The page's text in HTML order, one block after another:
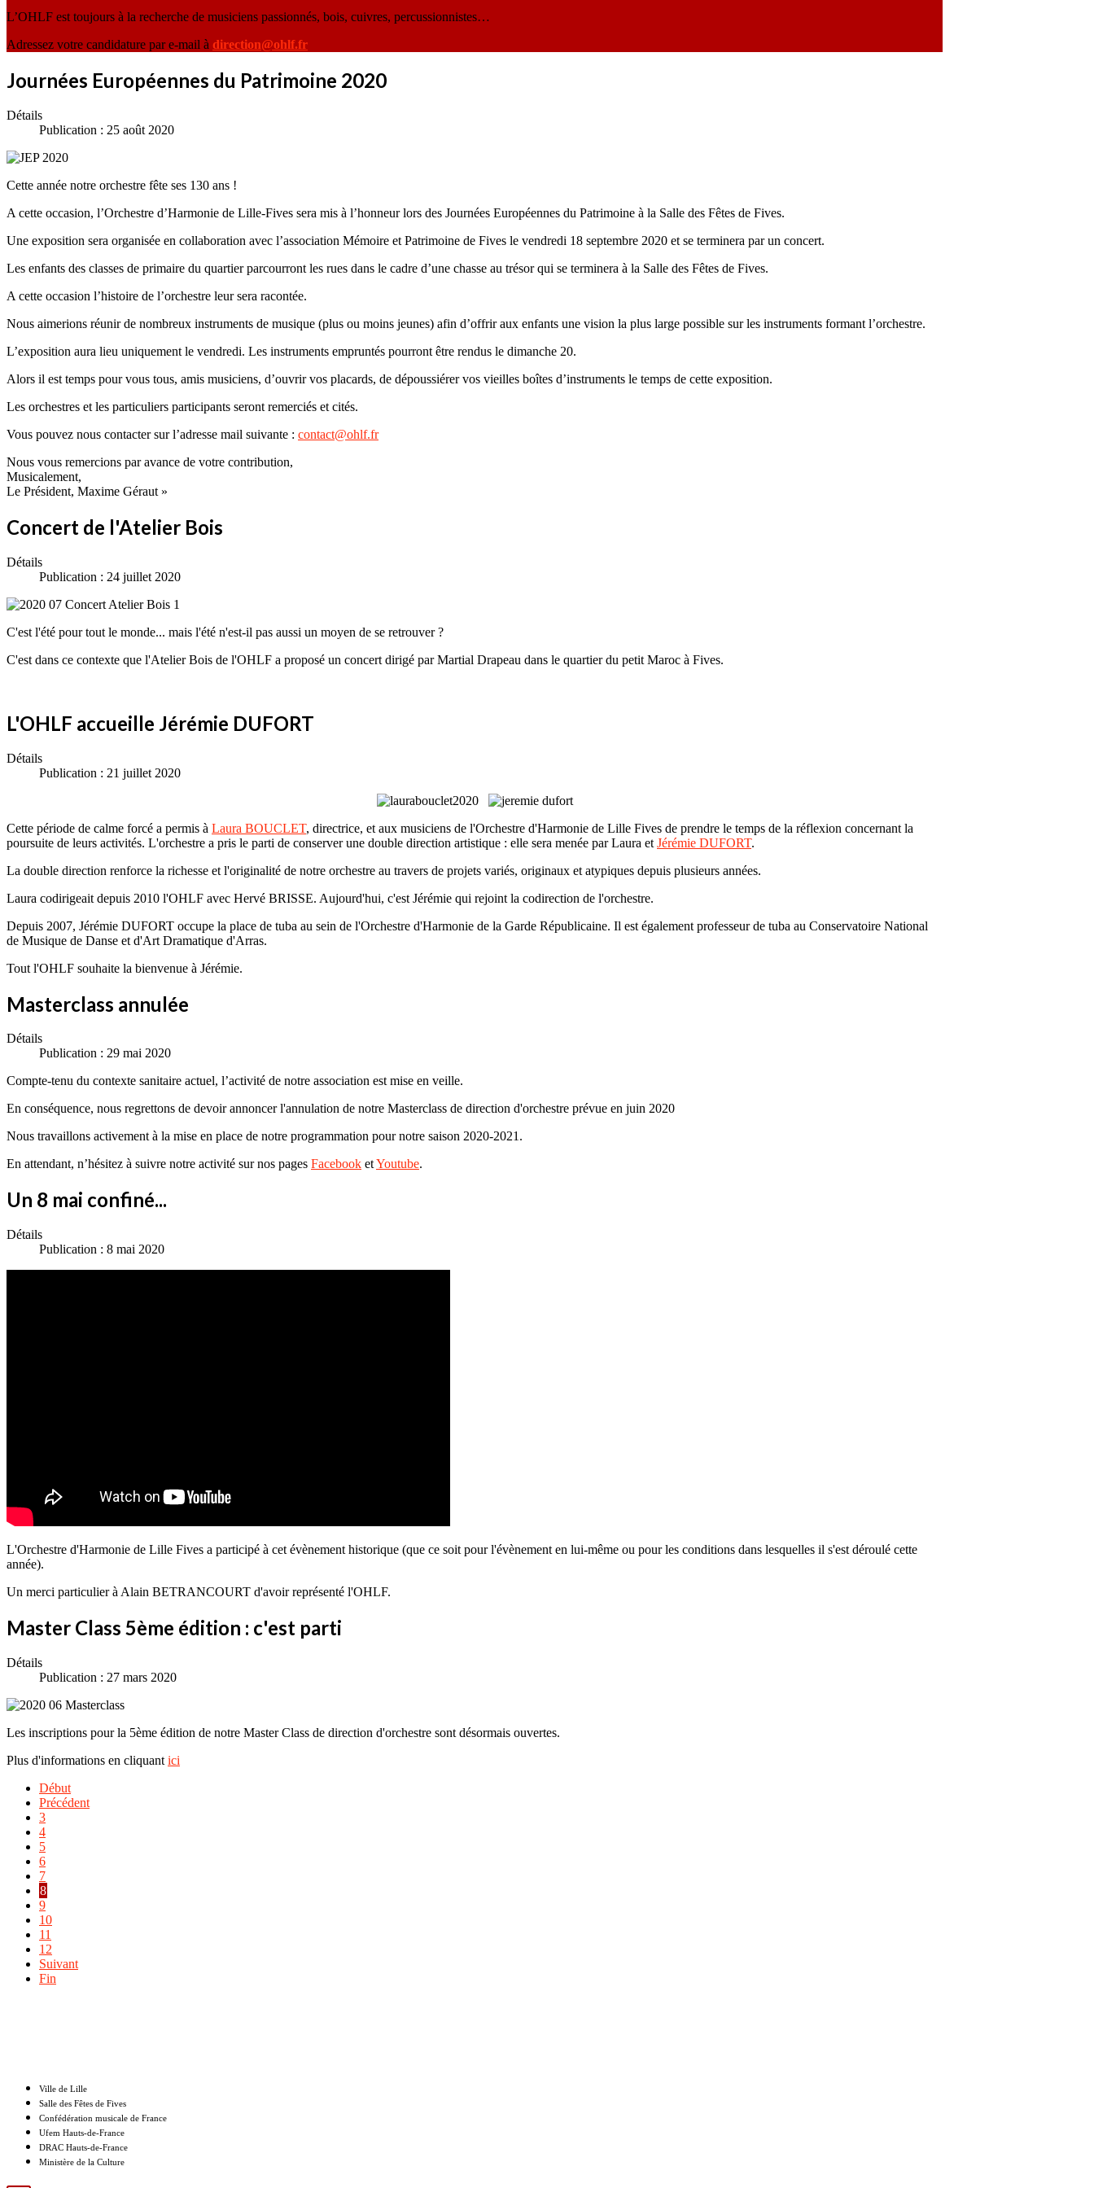
L’OHLF est toujours à la recherche de musiciens passionnés, bois, cuivres, percussionnistes…
Adressez votre candidature par e-mail à direction@ohlf.fr
Journées Européennes du Patrimoine 2020
Détails
Publication : 25 août 2020
Cette année notre orchestre fête ses 130 ans !
A cette occasion, l’Orchestre d’Harmonie de Lille-Fives sera mis à l’honneur lors des Journées Européennes du Patrimoine à la Salle des Fêtes de Fives.
Une exposition sera organisée en collaboration avec l’association Mémoire et Patrimoine de Fives le vendredi 18 septembre 2020 et se terminera par un concert.
Les enfants des classes de primaire du quartier parcourront les rues dans le cadre d’une chasse au trésor qui se terminera à la Salle des Fêtes de Fives.
A cette occasion l’histoire de l’orchestre leur sera racontée.
Nous aimerions réunir de nombreux instruments de musique (plus ou moins jeunes) afin d’offrir aux enfants une vision la plus large possible sur les instruments formant l’orchestre.
L’exposition aura lieu uniquement le vendredi. Les instruments empruntés pourront être rendus le dimanche 20.
Alors il est temps pour vous tous, amis musiciens, d’ouvrir vos placards, de dépoussiérer vos vieilles boîtes d’instruments le temps de cette exposition.
Les orchestres et les particuliers participants seront remerciés et cités.
Vous pouvez nous contacter sur l’adresse mail suivante : contact@ohlf.fr
Nous vous remercions par avance de votre contribution,
Musicalement,
Le Président, Maxime Géraut »
Concert de l'Atelier Bois
Détails
Publication : 24 juillet 2020
C'est l'été pour tout le monde... mais l'été n'est-il pas aussi un moyen de se retrouver ?
C'est dans ce contexte que l'Atelier Bois de l'OHLF a proposé un concert dirigé par Martial Drapeau dans le quartier du petit Maroc à Fives.
L'OHLF accueille Jérémie DUFORT
Détails
Publication : 21 juillet 2020
Cette période de calme forcé a permis à Laura BOUCLET, directrice, et aux musiciens de l'Orchestre d'Harmonie de Lille Fives de prendre le temps de la réflexion concernant la
poursuite de leurs activités. L'orchestre a pris le parti de conserver une double direction artistique : elle sera menée par Laura et Jérémie DUFORT.
La double direction renforce la richesse et l'originalité de notre orchestre au travers de projets variés, originaux et atypiques depuis plusieurs années.
Laura codirigeait depuis 2010 l'OHLF avec Hervé BRISSE. Aujourd'hui, c'est Jérémie qui rejoint la codirection de l'orchestre.
Depuis 2007, Jérémie DUFORT occupe la place de tuba au sein de l'Orchestre d'Harmonie de la Garde Républicaine. Il est également professeur de tuba au Conservatoire National
de Musique de Danse et d'Art Dramatique d'Arras.
Tout l'OHLF souhaite la bienvenue à Jérémie.
Masterclass annulée
Détails
Publication : 29 mai 2020
Compte-tenu du contexte sanitaire actuel, l’activité de notre association est mise en veille.
En conséquence, nous regrettons de devoir annoncer l'annulation de notre Masterclass de direction d'orchestre prévue en juin 2020
Nous travaillons activement à la mise en place de notre programmation pour notre saison 2020-2021.
En attendant, n’hésitez à suivre notre activité sur nos pages Facebook etYoutube.
Un 8 mai confiné...
Détails
Publication : 8 mai 2020
L'Orchestre d'Harmonie de Lille Fives a participé à cet évènement historique (que ce soit pour l'évènement en lui-même ou pour les conditions dans lesquelles il s'est déroulé cette
année).
Un merci particulier à Alain BETRANCOURT d'avoir représenté l'OHLF.
Master Class 5ème édition : c'est parti
Détails
Publication : 27 mars 2020
Les inscriptions pour la 5ème édition de notre Master Class de direction d'orchestre sont désormais ouvertes.
Plus d'informations en cliquant ici
Début
Précédent
3
4
5
6
7
8
9
10
11
12
Suivant
Fin
Ville de Lille
Salle des Fêtes de Fives
Confédération musicale de France
Ufem Hauts-de-France
DRAC Hauts-de-France
Ministère de la Culture